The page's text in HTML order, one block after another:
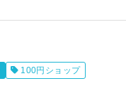
100円ショップ